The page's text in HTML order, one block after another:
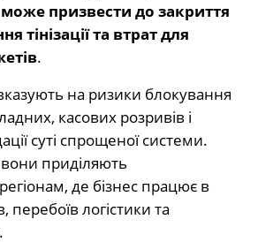
призвести до закриття
тінізації та втрат для
.
на ризики блокування
касових розривів і
суті спрощеної системи.
приділяють
де бізнес працює в
перебоїв логістики та